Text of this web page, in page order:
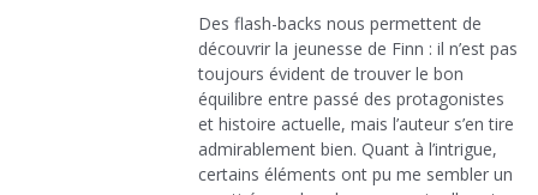
Des flash-backs nous permettent de
découvrir la jeunesse de Finn : il n’est pas
toujours évident de trouver le bon
équilibre entre passé des protagonistes
et histoire actuelle, mais l’auteur s’en tire
admirablement bien. Quant à l’intrigue,
certains éléments ont pu me sembler un